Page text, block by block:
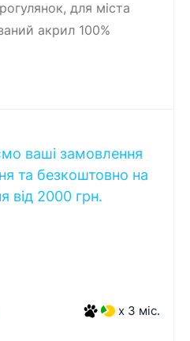
для міста
акрил 100%
ваші замовлення
та безкоштовно на
від 2000 грн.
x 3 міс.